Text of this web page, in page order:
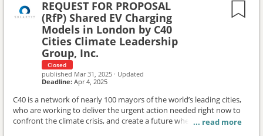
REQUEST FOR PROPOSAL
(RfP) Shared EV Charging
Models in London by C40
Cities Climate Leadership
Group, Inc.
Closed
published Mar 31, 2025 · Updated
Deadline: Apr 4, 2025
C40 is a network of nearly 100 mayors of the world’s leading cities,
who are working to deliver the urgent action needed right now to
confront the climate crisis, and create a future where everyone,